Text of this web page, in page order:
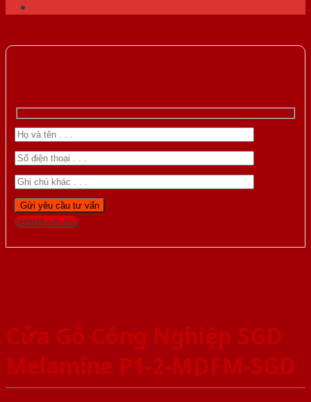
Gọi 0939.645.663
Cửa Gỗ Công Nghiệp SGD
Melamine P1-2-MDFM-SGD